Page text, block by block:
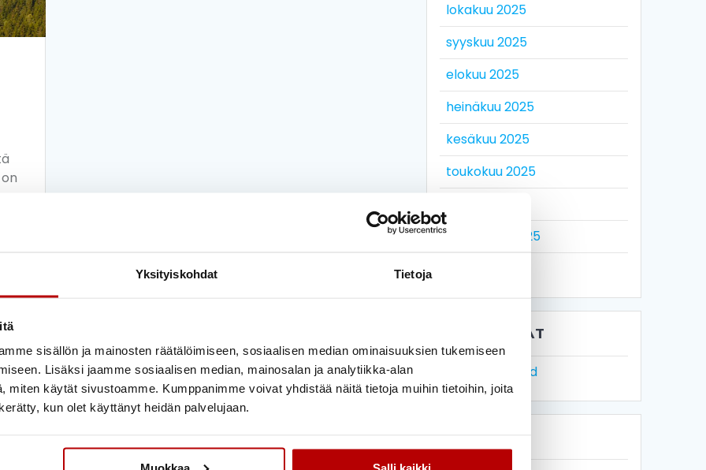
Yksityiskohdat Tietoja
sisällön ja mainosten räätälöimiseen, sosiaalisen median ominaisuuksien tukemiseen
Lisäksi jaamme sosiaalisen median, mainosalan ja analytiikka-alan
miten käytät sivustoamme. Kumppanimme voivat yhdistää näitä tietoja muihin tietoihin, joita
kun olet käyttänyt heidän palvelujaan.
Muokkaa Salli kaikki
lokakuu 2025
syyskuu 2025
elokuu 2025
heinäkuu 2025
kesäkuu 2025
toukokuu 2025
maaliskuu 2025
KATEGORIAT
Uncategorized